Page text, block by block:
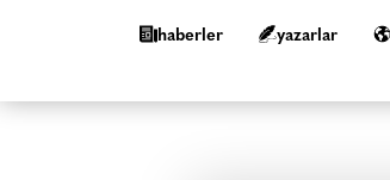
haberler yazarlar